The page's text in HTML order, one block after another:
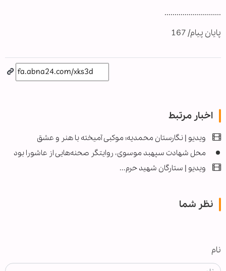
............................
پایان پیام/ 167
اخبار مرتبط
ویدیو | نگارستان محمدیه؛ موکبی آمیخته با هنر و عشق
محل شهادت سپهبد موسوی، روایتگر صحنه‌هایی از عاشورا بود
ویدیو | ستارگان شهید حرم...
نظر شما
نام